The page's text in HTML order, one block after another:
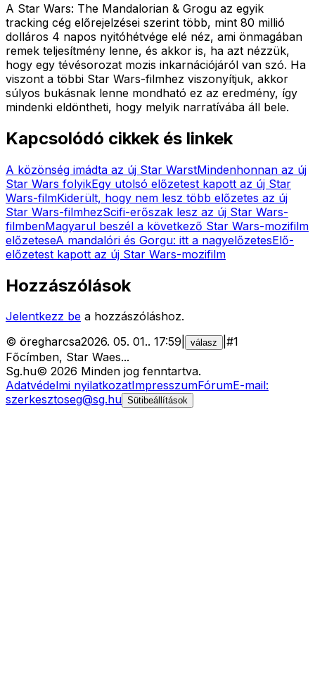
A Star Wars: The Mandalorian & Grogu az egyik
tracking cég előrejelzései szerint több, mint 80 millió
dolláros 4 napos nyitóhétvége elé néz, ami önmagában
remek teljesítmény lenne, és akkor is, ha azt nézzük,
hogy egy tévésorozat mozis inkarnációjáról van szó. Ha
viszont a többi Star Wars-filmhez viszonyítjuk, akkor
súlyos bukásnak lenne mondható ez az eredmény, így
mindenki eldöntheti, hogy melyik narratívába áll bele.
Kapcsolódó cikkek és linkek
A közönség imádta az új Star WarstMindenhonnan az új
Star Wars folyikEgy utolsó előzetest kapott az új Star
Wars-filmKiderült, hogy nem lesz több előzetes az új
Star Wars-filmhezScifi-erőszak lesz az új Star Wars-
filmbenMagyarul beszél a következő Star Wars-mozifilm
előzeteseA mandalóri és Gorgu: itt a nagyelőzetesElő-
előzetest kapott az új Star Wars-mozifilm
Hozzászólások
Jelentkezz be a hozzászóláshoz.
© öregharcsa2026. 05. 01.. 17:59 válasz #1
Főcímben, Star Waes...
Sg.hu© 2026 Minden jog fenntartva.
Adatvédelmi nyilatkozatImpresszumFórumE-mail:
szerkesztoseg@sg.hu Sütibeállítások